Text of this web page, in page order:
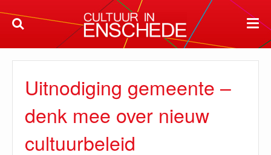
Uitnodiging gemeente –
denk mee over nieuw
cultuurbeleid